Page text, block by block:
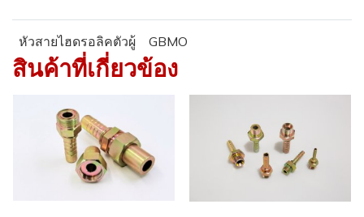
หัวสายไฮดรอลิคตัวผู้ GBMO
สินค้าที่เกี่ยวข้อง